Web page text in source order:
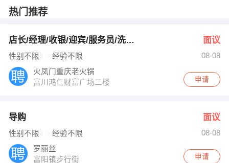
发布 [销售精英/设计师 ] 招聘信息
发布 [业务经理 ] 招聘信息
【无】 强势入驻
热门推荐
店长/经理/收银/迎宾/服务员/洗碗工 面议
性别不限 经验不限
08-08
火凤门重庆老火锅
富川鸿仁财富广场二楼
申请
导购 面议
性别不限 经验不限
08-08
罗丽丝
富阳镇步行街
申请